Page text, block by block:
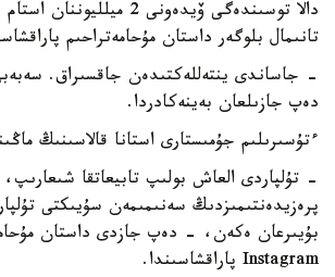
دالا توسىندەگى ۆيدەونى 2
تانىمال بلوگەر داستان مۇحامەتراحىم
- جاساندى ينتەللەكتىدەن جاقسىراق.
دەپ جازىلعان بەينەكادردا.
ءتۇسىرىلىم جۇمىستارى استانا قالاسىنىڭ
- تۇلپاردى العاش بولىپ تابيعاتقا
پرەزيدەنتىمىزدىڭ سەنىمىمەن سۇيىكتى
بۇيىرعان ەكەن، - دەپ جازدى داستان
Instagram پاراقشاسىندا.